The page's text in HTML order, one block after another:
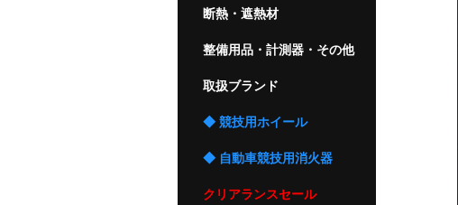
断熱・遮熱材
整備用品・計測器・その他
取扱ブランド
◆ 競技用ホイール
◆ 自動車競技用消火器
クリアランスセール